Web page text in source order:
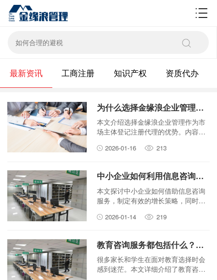
财税百科
最新资讯 工商注册 知识产权 资质代办
为什么选择金缘浪企业管理进行市场主体登记注册代理？
本文介绍选择金缘浪企业管理作为市
场主体登记注册代理的优势。内容涵
轻松完成企业注册。
2026-01-16 213
中小企业如何利用信息咨询服务实现快速增长？
本文探讨中小企业如何借助信息咨询
服务，制定有效的增长策略，同时做
务的快速和稳健发展。
2026-01-14 219
教育咨询服务都包括什么？看看四川金缘浪能提供哪些支持。
很多家长和学生在面对教育选择时会
感到迷茫。本文详细介绍了教育咨询